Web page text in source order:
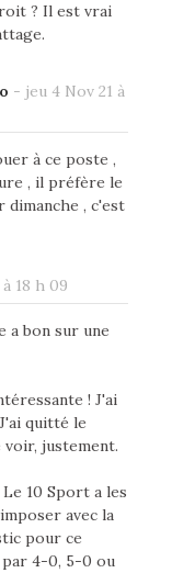
? Il est vrai
- jeu 4 Nov 21 à
à ce poste ,
, il préfère le
, c'est
18 h 09
a bon sur une
! J'ai
quitté le
justement.
10 Sport a les
avec la
pour ce
par 4-0, 5-0 ou